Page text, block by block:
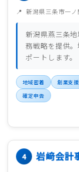
新潟県三条市一
新潟県燕三条
務戦略を提供
ポートします。
地域密着 創業支援
確定申告
岩﨑会計